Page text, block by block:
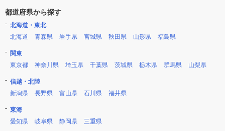
都道府県から探す
北海道・東北
北海道
青森県 岩手県 宮城県 秋田県 山形県 福島県
関東
東京都
神奈川県 埼玉県 千葉県 茨城県 栃木県 群馬県 山梨県
信越・北陸
新潟県
長野県 富山県 石川県 福井県
東海
愛知県
岐阜県 静岡県 三重県